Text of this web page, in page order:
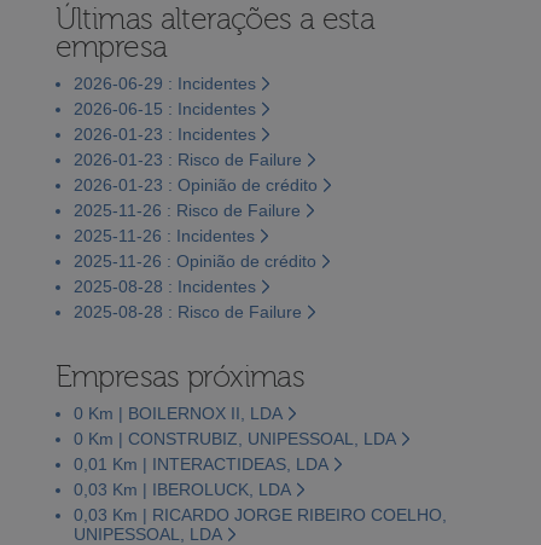
Últimas alterações a esta
empresa
2026-06-29 : Incidentes
2026-06-15 : Incidentes
2026-01-23 : Incidentes
2026-01-23 : Risco de Failure
2026-01-23 : Opinião de crédito
2025-11-26 : Risco de Failure
2025-11-26 : Incidentes
2025-11-26 : Opinião de crédito
2025-08-28 : Incidentes
2025-08-28 : Risco de Failure
Empresas próximas
0 Km | BOILERNOX II, LDA
0 Km | CONSTRUBIZ, UNIPESSOAL, LDA
0,01 Km | INTERACTIDEAS, LDA
0,03 Km | IBEROLUCK, LDA
0,03 Km | RICARDO JORGE RIBEIRO COELHO,
UNIPESSOAL, LDA